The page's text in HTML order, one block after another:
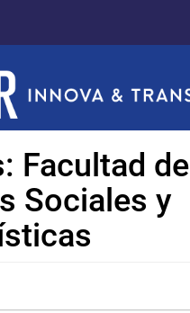
Facultad de
Sociales y